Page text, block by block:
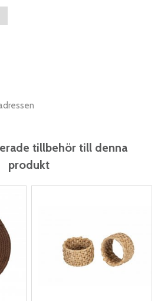
tillbehör till denna
produkt